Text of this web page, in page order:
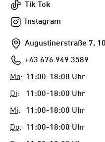
Tik
Tok
Tik Tok
Instagram
Instagram
Addresse
Augustinerstraße 7,
Telefon+43 676 949 3589
Mo: 11:00-18:00 Uhr
Di: 11:00-18:00 Uhr
Mi: 11:00-18:00 Uhr
Do: 11:00-18:00 Uhr